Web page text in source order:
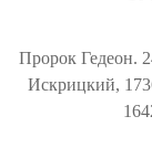
Пророк Гедеон.
Искрицкий,